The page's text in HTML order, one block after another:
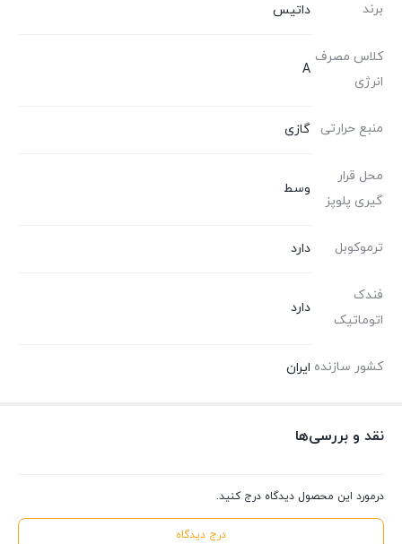
برند داتیس
کلاس مصرف
انرژی
A
منبع حرارتی گازی
محل قرار
گیری پلوپز
وسط
ترموکوبل دارد
فندک
اتوماتیک
دارد
کشور سازنده ایران
نقد و بررسی‌ها
درمورد این محصول دیدگاه درج کنید.
درج دیدگاه